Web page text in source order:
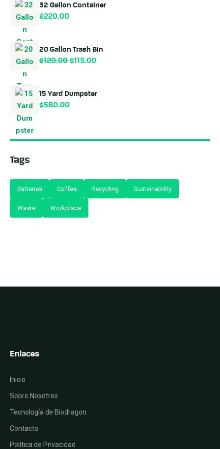
32 Gallon Container
$220.00
20 Gallon Trash Bin
$120.00 $115.00
15 Yard Dumpster
$580.00
Tags
Batteries Coffee Recycling Sustainability
Waste Workplace
Enlaces
Inicio
Sobre Nosotros
Tecnología de Biodragon
Contacto
Política de Privacidad